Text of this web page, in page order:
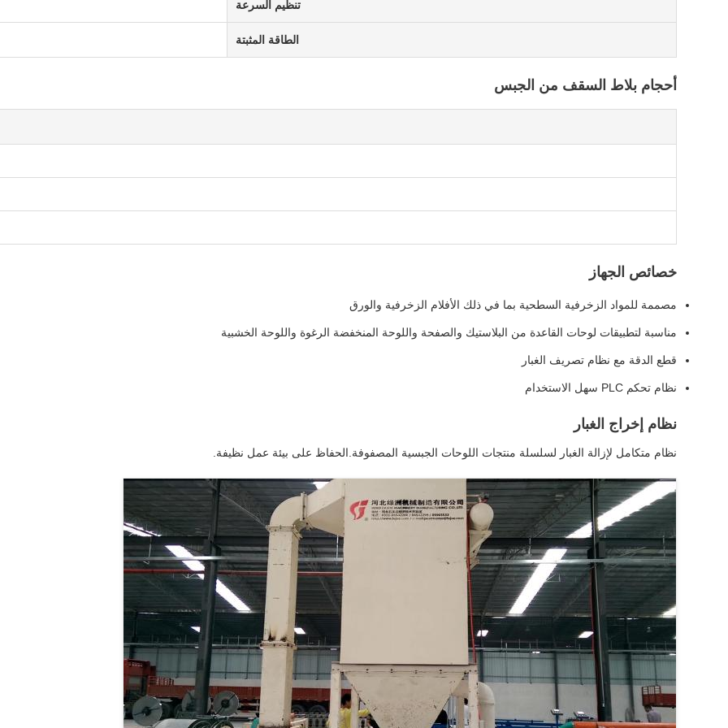
تنظيم السرعة
الطاقة المثبتة
أحجام بلاط السقف من الجبس
خصائص الجهاز
مصممة للمواد الزخرفية السطحية بما في ذلك الأفلام الزخرفية والورق
مناسبة لتطبيقات لوحات القاعدة من البلاستيك والصفحة واللوحة المنخفضة الرغوة واللوحة الخشبية
قطع الدقة مع نظام تصريف الغبار
نظام تحكم PLC سهل الاستخدام
نظام إخراج الغبار
نظام متكامل لإزالة الغبار لسلسلة منتجات اللوحات الجبسية المصفوفة.الحفاظ على بيئة عمل نظيفة.